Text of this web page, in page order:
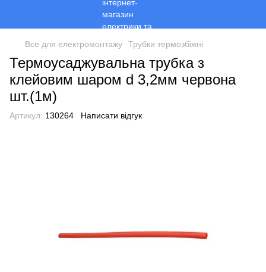
Все для електромонтажу Трубки термозбіжні
Термоусаджувальна трубка з
клейовим шаром d 3,2мм червона
шт.(1м)
Артикул: 130264 Написати відгук